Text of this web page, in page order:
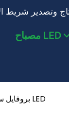
مصباح LED
بروفايل سيليكون LED